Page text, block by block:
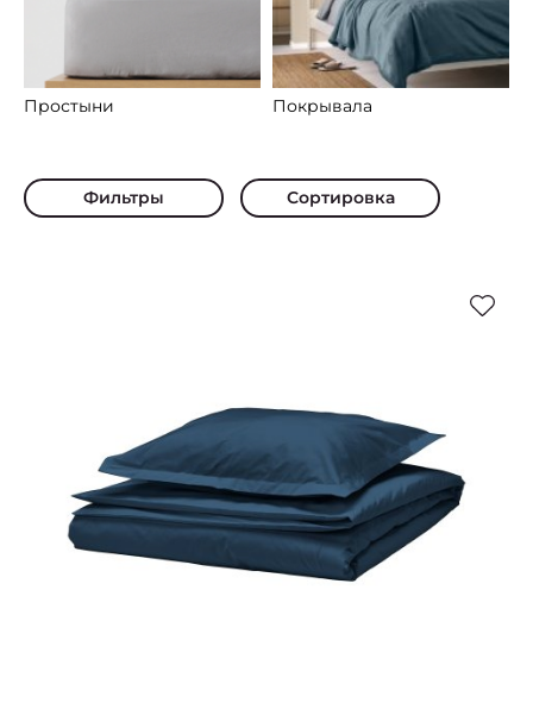
Простыни Покрывала
Фильтры Сортировка